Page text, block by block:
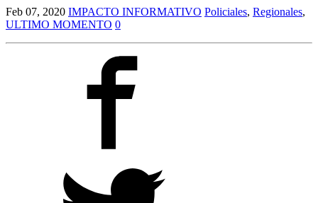
Feb 07, 2020 IMPACTO INFORMATIVO Policiales, Regionales,
ULTIMO MOMENTO 0